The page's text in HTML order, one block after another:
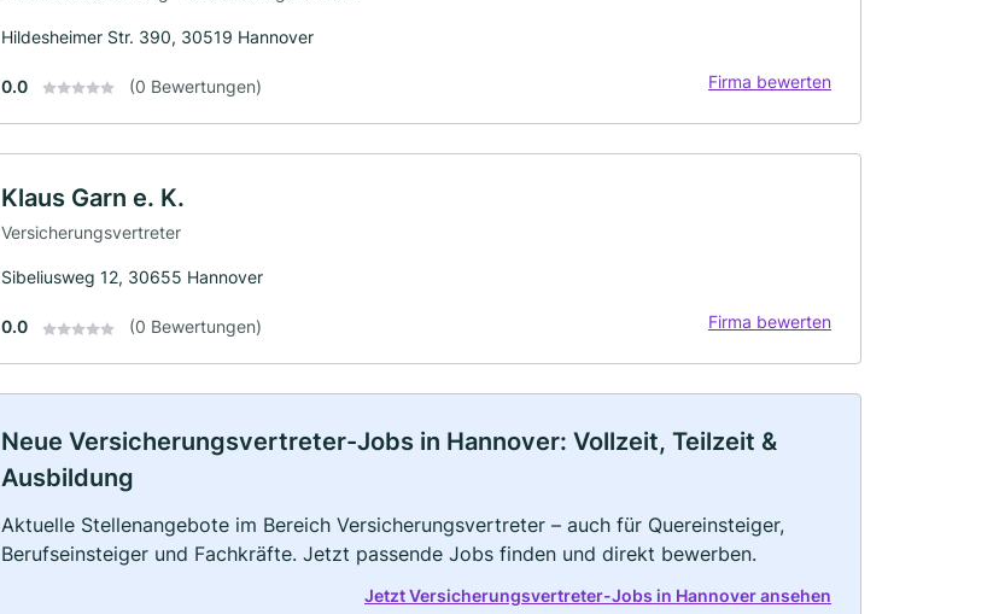
Hildesheimer Str. 390, 30519 Hannover
0.0 (0 Bewertungen) Firma bewerten
Klaus Garn e. K.
Versicherungsvertreter
Sibeliusweg 12, 30655 Hannover
0.0 (0 Bewertungen) Firma bewerten
Neue Versicherungsvertreter-Jobs in Hannover: Vollzeit, Teilzeit &
Ausbildung
Aktuelle Stellenangebote im Bereich Versicherungsvertreter – auch für Quereinsteiger,
Berufseinsteiger und Fachkräfte. Jetzt passende Jobs finden und direkt bewerben.
Jetzt Versicherungsvertreter-Jobs in Hannover ansehen